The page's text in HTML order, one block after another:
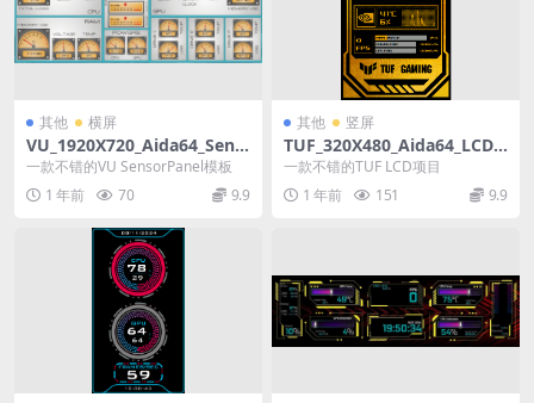
其他 横屏
VU_1920X720_Aida64_Sens
orPanel模板
一款不错的VU SensorPanel模板
1 年前
70 9.9
其他 竖屏
TUF_320X480_Aida64_LCD
项目
一款不错的TUF LCD项目
1 年前
151 9.9